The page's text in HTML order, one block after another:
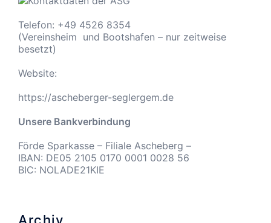
Telefon: +49 4526 8354
(Vereinsheim und Bootshafen – nur zeitweise
besetzt)
Website:
https://ascheberger-seglergem.de
Unsere Bankverbindung
Förde Sparkasse – Filiale Ascheberg –
IBAN: DE05 2105 0170 0001 0028 56
BIC: NOLADE21KIE
Archiv